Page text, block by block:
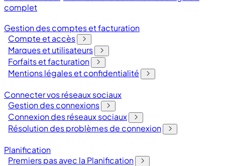
complet
Gestion des comptes et facturation
Compte et accès
Marques et utilisateurs
Forfaits et facturation
Mentions légales et confidentialité
Connecter vos réseaux sociaux
Gestion des connexions
Connexion des réseaux sociaux
Résolution des problèmes de connexion
Planification
Premiers pas avec la Planification